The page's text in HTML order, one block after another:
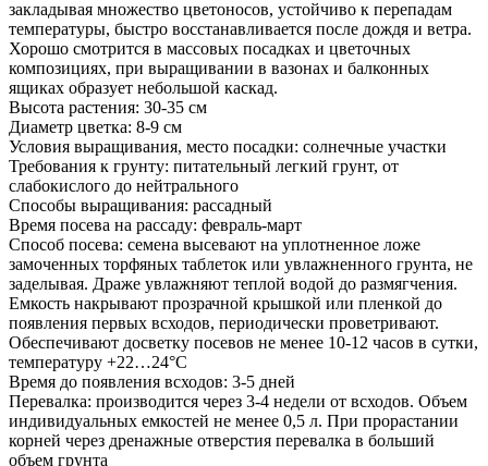
закладывая множество цветоносов, устойчиво к перепадам
температуры, быстро восстанавливается после дождя и ветра.
Хорошо смотрится в массовых посадках и цветочных
композициях, при выращивании в вазонах и балконных
ящиках образует небольшой каскад.
Высота растения: 30-35 см
Диаметр цветка: 8-9 см
Условия выращивания, место посадки: солнечные участки
Требования к грунту: питательный легкий грунт, от
слабокислого до нейтрального
Способы выращивания: рассадный
Время посева на рассаду: февраль-март
Способ посева: семена высевают на уплотненное ложе
замоченных торфяных таблеток или увлажненного грунта, не
заделывая. Драже увлажняют теплой водой до размягчения.
Емкость накрывают прозрачной крышкой или пленкой до
появления первых всходов, периодически проветривают.
Обеспечивают досветку посевов не менее 10-12 часов в сутки,
температуру +22…24°С
Время до появления всходов: 3-5 дней
Перевалка: производится через 3-4 недели от всходов. Объем
индивидуальных емкостей не менее 0,5 л. При прорастании
корней через дренажные отверстия перевалка в больший
объем грунта